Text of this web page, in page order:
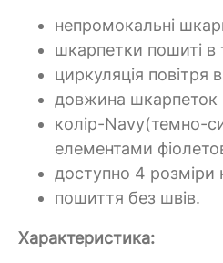
непромокальні
шкарпетки пошиті
циркуляція повітря
довжина
колір-Navy(темно-
елементами
доступно 4 розміри
пошиття без швів.
Характеристика: